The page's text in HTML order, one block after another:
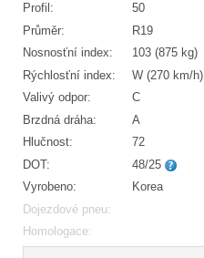
Profil:
50
Průměr:
R19
Nosnosťní index:
103 (875 kg)
Rýchlosťní index:
W (270 km/h)
Valivý odpor:
C
Brzdná dráha:
A
Hlučnost:
72
DOT:
48/25
Vyrobeno:
Korea
Dojezdové pneu:
Homologace: